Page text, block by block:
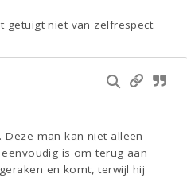
getuigt niet van zelfrespect.
Deze man kan niet alleen
is om terug aan
en komt, terwijl hij